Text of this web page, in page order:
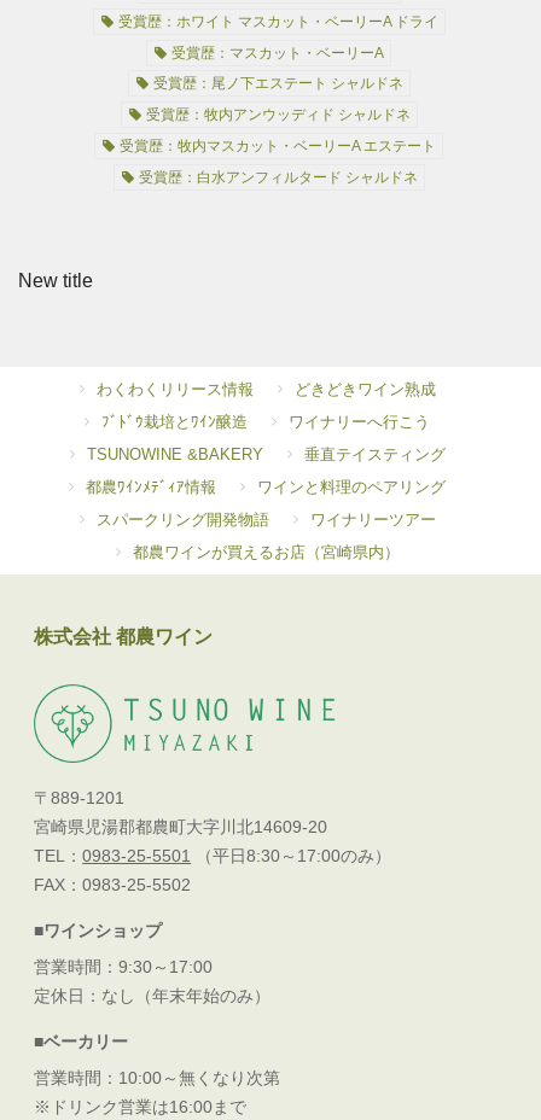
受賞歴：ホワイト マスカット・ベーリーA ドライ
受賞歴：マスカット・ベーリーA
受賞歴：尾ノ下エステート シャルドネ
受賞歴：牧内アンウッディド シャルドネ
受賞歴：牧内マスカット・ベーリーA エステート
受賞歴：白水アンフィルタード シャルドネ
New title
わくわくリリース情報
どきどきワイン熟成
ﾌﾞﾄﾞｳ栽培とﾜｲﾝ醸造
ワイナリーへ行こう
TSUNOWINE &BAKERY
垂直テイスティング
都農ﾜｲﾝﾒﾃﾞｨｱ情報
ワインと料理のペアリング
スパークリング開発物語
ワイナリーツアー
都農ワインが買えるお店（宮崎県内）
株式会社 都農ワイン
〒889-1201
宮崎県児湯郡都農町大字川北14609-20
TEL：0983-25-5501
（平日8:30～17:00のみ）
FAX：0983-25-5502
■ワインショップ
営業時間：9:30～17:00
定休日：なし（年末年始のみ）
■ベーカリー
営業時間：10:00～無くなり次第
※ドリンク営業は16:00まで